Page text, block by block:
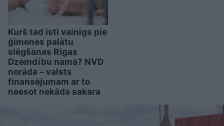
Kurš tad īsti vainīgs pie
ģimenes palātu
slēgšanas Rīgas
Dzemdību namā? NVD
norāda – valsts
finansējumam ar to
neesot nekāda sakara